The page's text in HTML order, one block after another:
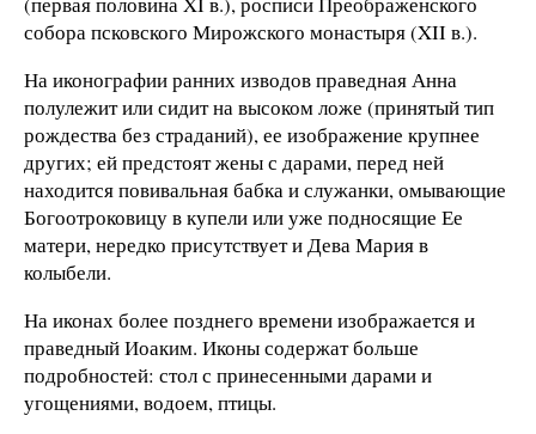
собора псковского Мирожского монастыря (XII в.).
На иконографии ранних изводов праведная Анна
полулежит или сидит на высоком ложе (принятый тип
рождества без страданий), ее изображение крупнее
других; ей предстоят жены с дарами, перед ней
находится повивальная бабка и служанки, омывающие
Богоотроковицу в купели или уже подносящие Ее
матери, нередко присутствует и Дева Мария в
колыбели.
На иконах более позднего времени изображается и
праведный Иоаким. Иконы содержат больше
подробностей: стол с принесенными дарами и
угощениями, водоем, птицы.